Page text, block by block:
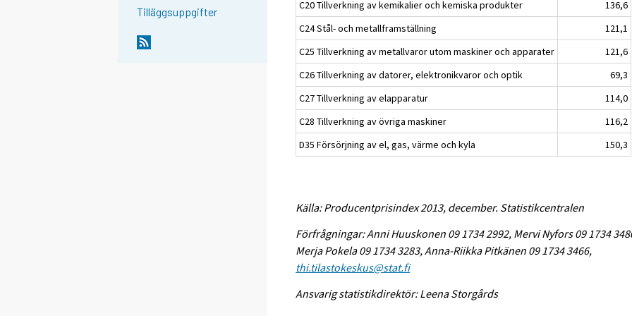
Tilläggsuppgifter
C20 Tillverkning av kemikalier och kemiska produkter
136,6
C24 Stål- och metallframställning
121,1
C25 Tillverkning av metallvaror utom maskiner och apparater
121,6
C26 Tillverkning av datorer, elektronikvaror och optik
69,3
C27 Tillverkning av elapparatur
114,0
C28 Tillverkning av övriga maskiner
116,2
D35 Försörjning av el, gas, värme och kyla
150,3
Källa: Producentprisindex 2013, december. Statistikcentralen
Förfrågningar: Anni Huuskonen 09 1734 2992, Mervi Nyfors 09 1734
Merja Pokela 09 1734 3283, Anna-Riikka Pitkänen 09 1734 3466,
thi.tilastokeskus@stat.fi
Ansvarig statistikdirektör: Leena Storgårds